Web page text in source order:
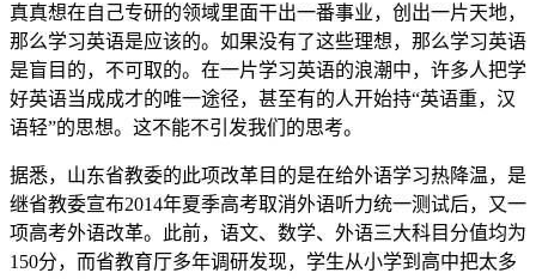
真真想在自己专研的领域里面干出一番事业，创出一片天地，
那么学习英语是应该的。如果没有了这些理想，那么学习英语
是盲目的，不可取的。在一片学习英语的浪潮中，许多人把学
好英语当成成才的唯一途径，甚至有的人开始持“英语重，汉
语轻”的思想。这不能不引发我们的思考。
据悉，山东省教委的此项改革目的是在给外语学习热降温，是
继省教委宣布2014年夏季高考取消外语听力统一测试后，又一
项高考外语改革。此前，语文、数学、外语三大科目分值均为
150分，而省教育厅多年调研发现，学生从小学到高中把太多